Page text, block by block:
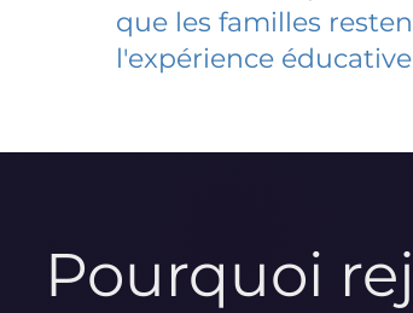
que les familles
l'expérience
Pourquoi